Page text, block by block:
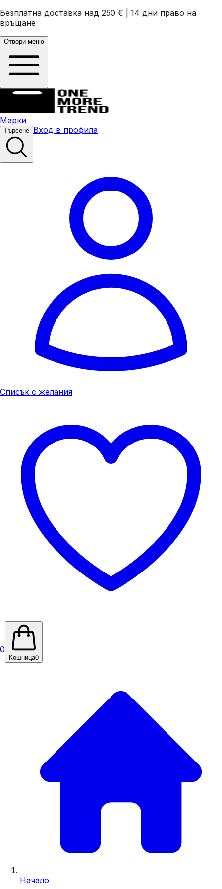
Безплатна доставка над 250 €
14 дни право на
връщане
Отвори меню
Марки
Търсене Вход в профила
Списък с желания
0
Кошница0
Начало